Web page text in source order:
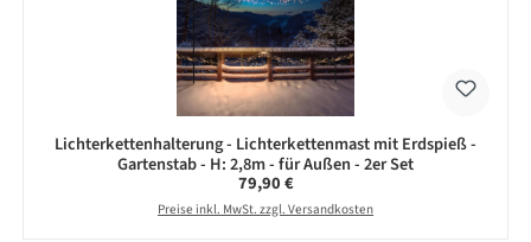
Lichterkettenhalterung - Lichterkettenmast mit Erdspieß -
Gartenstab - H: 2,8m - für Außen - 2er Set
Regulärer Preis:
79,90 €
Preise inkl. MwSt. zzgl. Versandkosten